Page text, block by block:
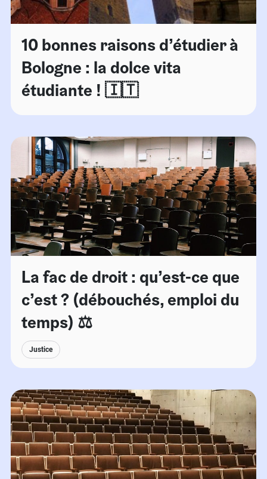
10 bonnes raisons d’étudier à
Bologne : la dolce vita
étudiante ! 🇮🇹
La fac de droit : qu’est-ce que
c’est ? (débouchés, emploi du
temps) ⚖️
Justice